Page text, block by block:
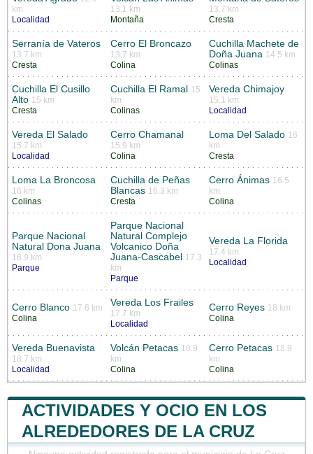
km
Localidad
13.1 km
Montaña
13.7 km
Cresta
Serranía de Vateros
13.7 km
Cresta
Cerro El Broncazo
13.7 km
Colina
Cuchilla Machete de
Doña Juana 14.5 km
Colinas
Cuchilla El Cusillo
Alto 15 km
Cresta
Cuchilla El Ramal 15
km
Colinas
Vereda Chimajoy
15.1 km
Localidad
Vereda El Salado
15.7 km
Localidad
Cerro Chamanal
15.9 km
Colina
Loma Del Salado 16
km
Cresta
Loma La Broncosa
16 km
Colinas
Cuchilla de Peñas
Blancas 16.3 km
Cresta
Cerro Ánimas 16.5
km
Colina
Parque Nacional
Natural Dona Juana
16.9 km
Parque
Parque Nacional
Natural Complejo
Volcanico Doña
Juana-Cascabel 17.3
km
Parque
Vereda La Florida
17.4 km
Localidad
Cerro Blanco 17.6 km
Colina
Vereda Los Frailes
17.7 km
Localidad
Cerro Reyes 18 km
Colina
Vereda Buenavista
18.7 km
Localidad
Volcán Petacas 18.9
km
Colina
Cerro Petacas 18.9
km
Colina
ACTIVIDADES Y OCIO EN LOS
ALREDEDORES DE LA CRUZ